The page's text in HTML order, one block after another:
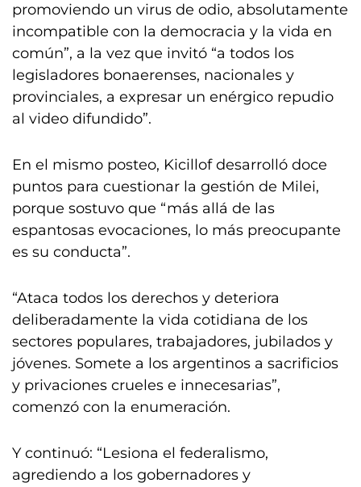
promoviendo un virus de odio, absolutamente
incompatible con la democracia y la vida en
común”, a la vez que invitó “a todos los
legisladores bonaerenses, nacionales y
provinciales, a expresar un enérgico repudio
al video difundido”.
En el mismo posteo, Kicillof desarrolló doce
puntos para cuestionar la gestión de Milei,
porque sostuvo que “más allá de las
espantosas evocaciones, lo más preocupante
es su conducta”.
“Ataca todos los derechos y deteriora
deliberadamente la vida cotidiana de los
sectores populares, trabajadores, jubilados y
jóvenes. Somete a los argentinos a sacrificios
y privaciones crueles e innecesarias”,
comenzó con la enumeración.
Y continuó: “Lesiona el federalismo,
agrediendo a los gobernadores y